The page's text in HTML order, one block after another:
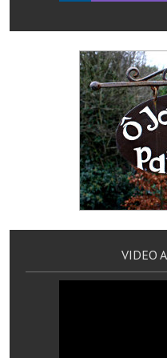
Eaux, assainissement
France services
France Renov
Déchets ménagers, tri
Services publics
Biens à louer
VIDEO